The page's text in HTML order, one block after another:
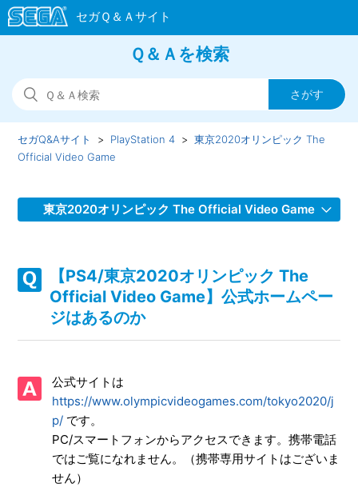
Ｑ＆Ａを検索
セガQ&Aサイト PlayStation 4
東京2020オリンピック The
Official Video Game
東京2020オリンピック The Official Video Game
取扱説明書（マニュアル）はどこかで見れるか
【PS4/東京2020オリンピック The Official Video Game】
ゲームが難しい、コツなどはあるのか
PS4版のインターネット対戦は「PlayStation Plus」への加
入が必要か
【PS4/東京2020オリンピック The Official Video Game】
ゲームの進行状況はいくつセーブできるのか
【PS4/東京2020オリンピック The
Official Video Game】公式ホームペー
ジはあるのか
公式サイトは
https://www.olympicvideogames.com/tokyo2020/j
p/ です。
PC/スマートフォンからアクセスできます。携帯電話
ではご覧になれません。（携帯専用サイトはございま
せん）